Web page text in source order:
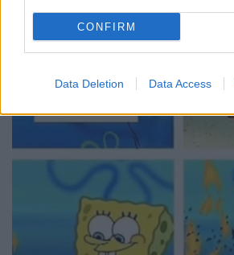
CONFIRM
Data Deletion Data Access